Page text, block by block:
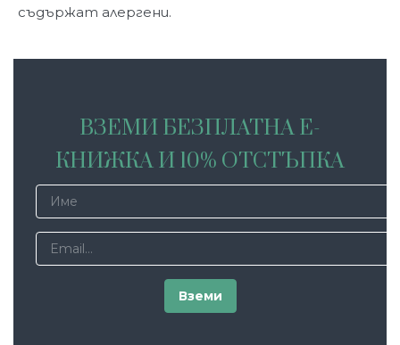
съдържат алергени.
ВЗЕМИ БЕЗПЛАТНА Е-
КНИЖКА И 10% ОТСТЪПКА